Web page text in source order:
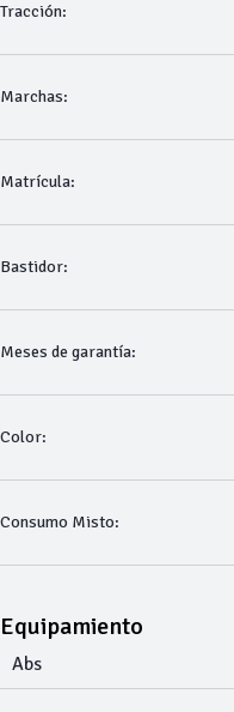
Tracción:
Marchas:
Matrícula:
Bastidor:
Meses de garantía:
Color:
Consumo Misto:
Equipamiento
Abs